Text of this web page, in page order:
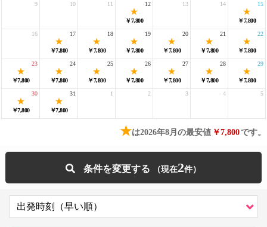
9 10 11
￥7,800
12 13 14
￥7,800
15
16
￥7,800
17
￥7,800
18
￥7,800
19
￥7,800
20
￥7,800
21
￥7,800
22
￥7,800
23
￥7,800
24
￥7,800
25
￥7,800
26
￥7,800
27
￥7,800
28
￥7,800
29
￥7,800
30
￥7,800
31 1 2 3 4 5
★は2026年8月の最安値 ￥7,800です。
条件を変更する 2